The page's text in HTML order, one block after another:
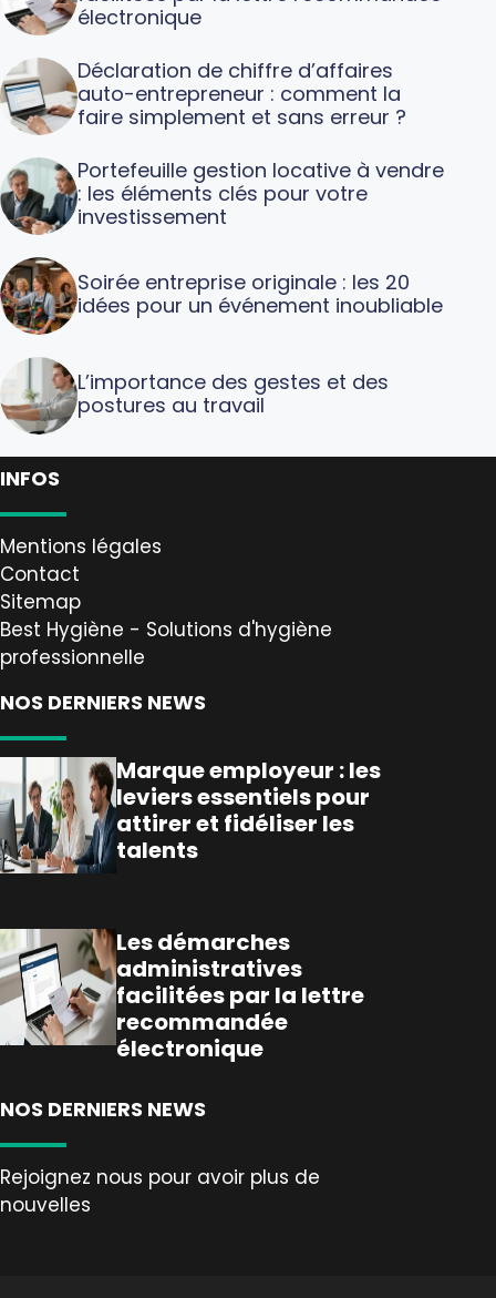
électronique
Déclaration de chiffre d’affaires
auto-entrepreneur : comment la
faire simplement et sans erreur ?
Portefeuille gestion locative à vendre
: les éléments clés pour votre
investissement
Soirée entreprise originale : les 20
idées pour un événement inoubliable
L’importance des gestes et des
postures au travail
INFOS
Mentions légales
Contact
Sitemap
Best Hygiène - Solutions d'hygiène
professionnelle
NOS DERNIERS NEWS
Marque employeur : les
leviers essentiels pour
attirer et fidéliser les
talents
Les démarches
administratives
facilitées par la lettre
recommandée
électronique
NOS DERNIERS NEWS
Rejoignez nous pour avoir plus de
nouvelles